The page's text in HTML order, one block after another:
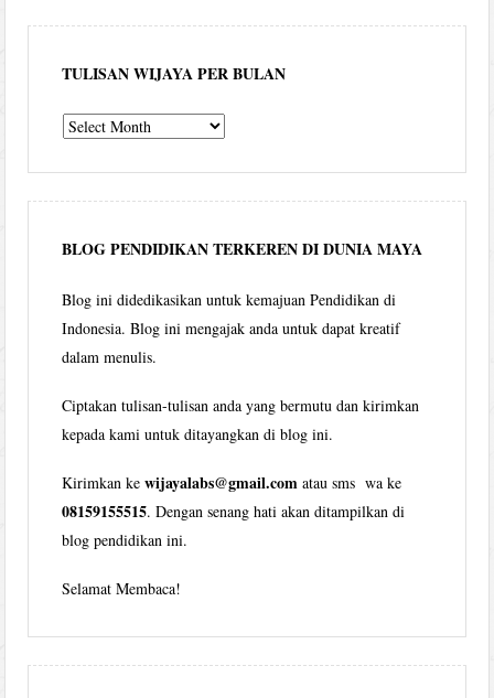
TULISAN WIJAYA PER BULAN
Tulisan
per
bulan
BLOG PENDIDIKAN TERKEREN DI DUNIA MAYA
Blog ini didedikasikan untuk kemajuan Pendidikan di
Indonesia. Blog ini mengajak anda untuk dapat kreatif
dalam menulis.
Ciptakan tulisan-tulisan anda yang bermutu dan kirimkan
kepada kami untuk ditayangkan di blog ini.
Kirimkan kewijayalabs@gmail.com atau sms wa ke
08159155515. Dengan senang hati akan ditampilkan di
blog pendidikan ini.
Selamat Membaca!